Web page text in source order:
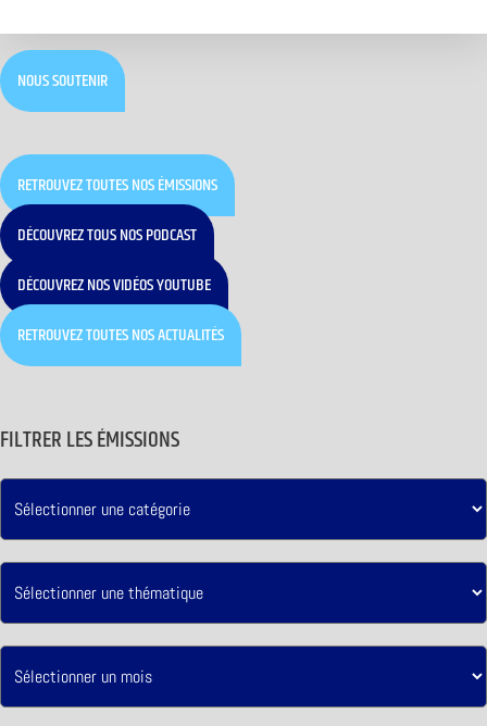
NOUS SOUTENIR
RETROUVEZ TOUTES NOS ÉMISSIONS
DÉCOUVREZ TOUS NOS PODCAST
DÉCOUVREZ NOS VIDÉOS YOUTUBE
RETROUVEZ TOUTES NOS ACTUALITÉS
FILTRER LES ÉMISSIONS